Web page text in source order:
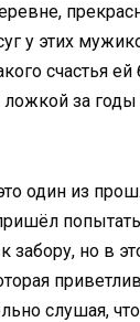
у этих
счастья
ложкой за
один из
попытать
забору, но в
слушая,